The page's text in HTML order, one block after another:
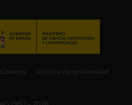
Política de privacidad